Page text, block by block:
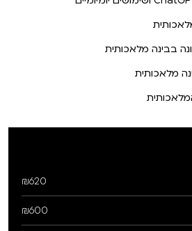
בבינה מלאכותית
מלאכותית
₪620
₪600